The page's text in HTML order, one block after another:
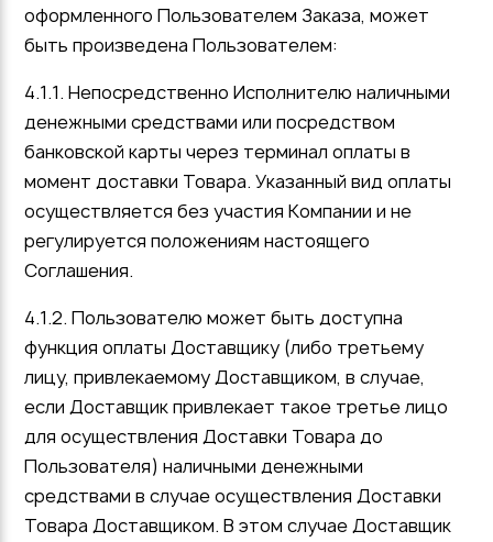
оформленного Пользователем Заказа, может
быть произведена Пользователем:
4.1.1. Непосредственно Исполнителю наличными
денежными средствами или посредством
банковской карты через терминал оплаты в
момент доставки Товара. Указанный вид оплаты
осуществляется без участия Компании и не
регулируется положениям настоящего
Соглашения.
4.1.2. Пользователю может быть доступна
функция оплаты Доставщику (либо третьему
лицу, привлекаемому Доставщиком, в случае,
если Доставщик привлекает такое третье лицо
для осуществления Доставки Товара до
Пользователя) наличными денежными
средствами в случае осуществления Доставки
Товара Доставщиком. В этом случае Доставщик